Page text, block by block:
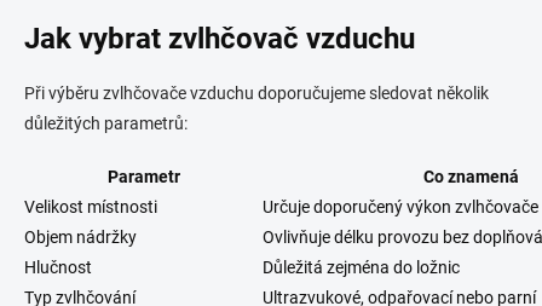
Jak vybrat zvlhčovač vzduchu
Při výběru zvlhčovače vzduchu doporučujeme sledovat několik
důležitých parametrů:
Parametr
Co znamená
Velikost místnosti
Určuje doporučený výkon zvlhčovače
Objem nádržky
Ovlivňuje délku provozu bez
Hlučnost
Důležitá zejména do ložnic
Typ zvlhčování
Ultrazvukové, odpařovací nebo parní